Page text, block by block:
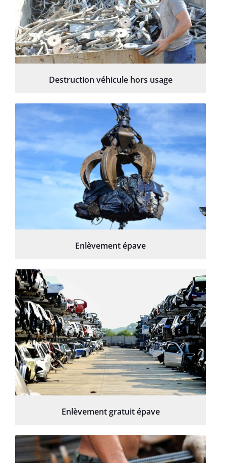
Destruction véhicule hors usage
Enlèvement épave
Enlèvement gratuit épave